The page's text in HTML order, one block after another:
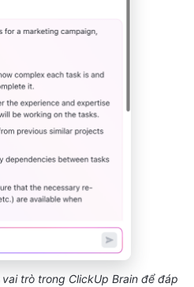
trò trong ClickUp Brain để đáp